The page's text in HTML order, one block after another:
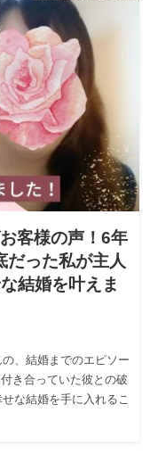
客様の声！6年
った私が主人
結婚を叶えま
、結婚までのエピソー
き合っていた彼との破
な結婚を手に入れるこ